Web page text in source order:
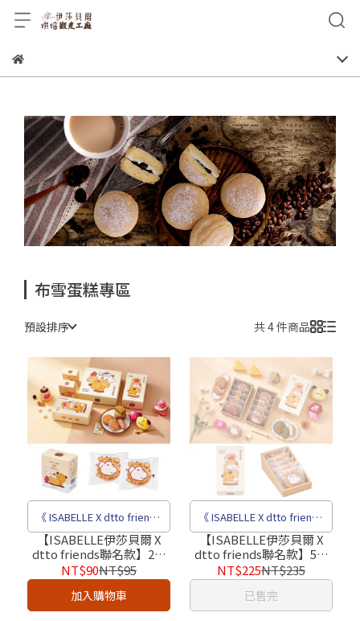
布雪蛋糕專區
預設排序 共 4 件商品
《 ISABELLE X dtto friends
聯名熱銷禮盒 》
【ISABELLE伊莎貝爾 X
dtto friends聯名款】2入
布雪微鹹起司（大宗優
惠）｜送禮首選、高端禮
盒、商務禮盒、企業送禮
首選
NT$90NT$95
加入購物車
《 ISABELLE X dtto friends
聯名熱銷禮盒 》
【ISABELLE伊莎貝爾 X
dtto friends聯名款】5入
布雪禮盒A_微鹹起司（大
宗優惠）｜送禮首選、高
端禮盒、商務禮盒、企業
送禮首選
NT$225NT$235
已售完